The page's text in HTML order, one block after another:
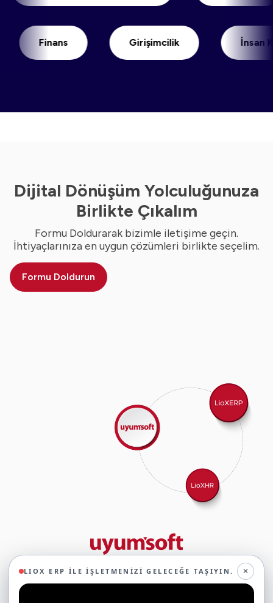
LIOX ERP ILE İŞLETMENIZI GELECEĞE TAŞIYIN. ✕
Finans Girişimcilik İnsan
Dijital Dönüşüm Yolculuğunuza
Birlikte Çıkalım
Formu Doldurarak bizimle iletişime geçin.
İhtiyaçlarınıza en uygun çözümleri birlikte seçelim.
Formu Doldurun
29 yıllık deneyimimizle birlikte, 350'den fazla iş ortağıyla iş birliği
yaparak, 45'ten fazla sektörde faaliyet gösteriyor ve
oluşturduğumuz ekosistemin gücüyle geleceğe sağlam adımlarla